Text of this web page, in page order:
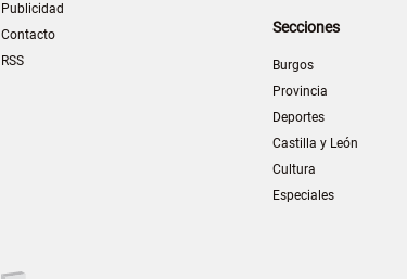
Publicidad
Contacto
RSS
Secciones
Burgos
Provincia
Deportes
Castilla y León
Cultura
Especiales